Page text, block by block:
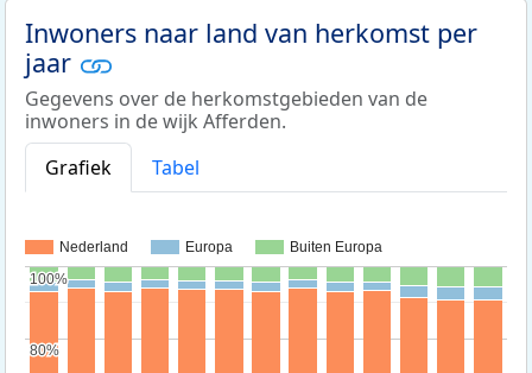
Inwoners naar land van herkomst per
jaar
Gegevens over de herkomstgebieden van de
inwoners in de wijk Afferden.
Grafiek
Tabel
Nederland Europa Buiten Europa
80%
80%
100%
100%